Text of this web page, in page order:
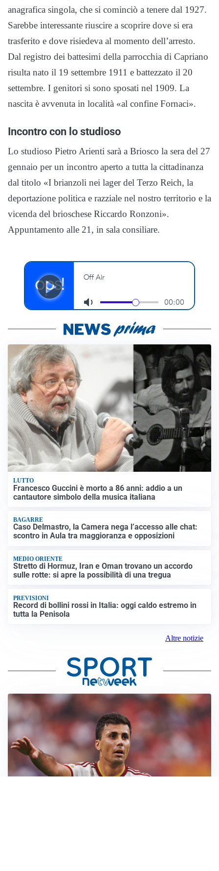
anagrafica singola, che si cominciò a tenere dal 1927.
Sarebbe interessante riuscire a scoprire dove si era
trasferito e dove risiedeva al momento dell’arresto.
Dal registro dei battesimi della parrocchia di Capriano
risulta nato il 19 settembre 1911 e battezzato il 20
settembre. I genitori si sono sposati nel 1909. La
nascita è avvenuta in località «al confine Fornaci».
Incontro con lo studioso
Lo studioso Pietro Arienti sarà a Briosco la sera del 27
gennaio per un incontro aperto a tutta la cittadinanza
dal titolo «I brianzoli nei lager del Terzo Reich, la
deportazione politica e razziale nel nostro territorio e la
vicenda del brioschese Riccardo Ronzoni».
Appuntamento alle 21, in sala consiliare.
LUTTO
Francesco Guccini è morto a 86 anni: addio a un
cantautore simbolo della musica italiana
BAGARRE
Caso Delmastro, la Camera nega l’accesso alle chat:
scontro in Aula tra maggioranza e opposizioni
MEDIO ORIENTE
Stretto di Hormuz, Iran e Oman trovano un accordo
sulle rotte: si apre la possibilità di una tregua
PREVISIONI
Record di bollini rossi in Italia: oggi caldo estremo in
tutta la Penisola
Altre notizie